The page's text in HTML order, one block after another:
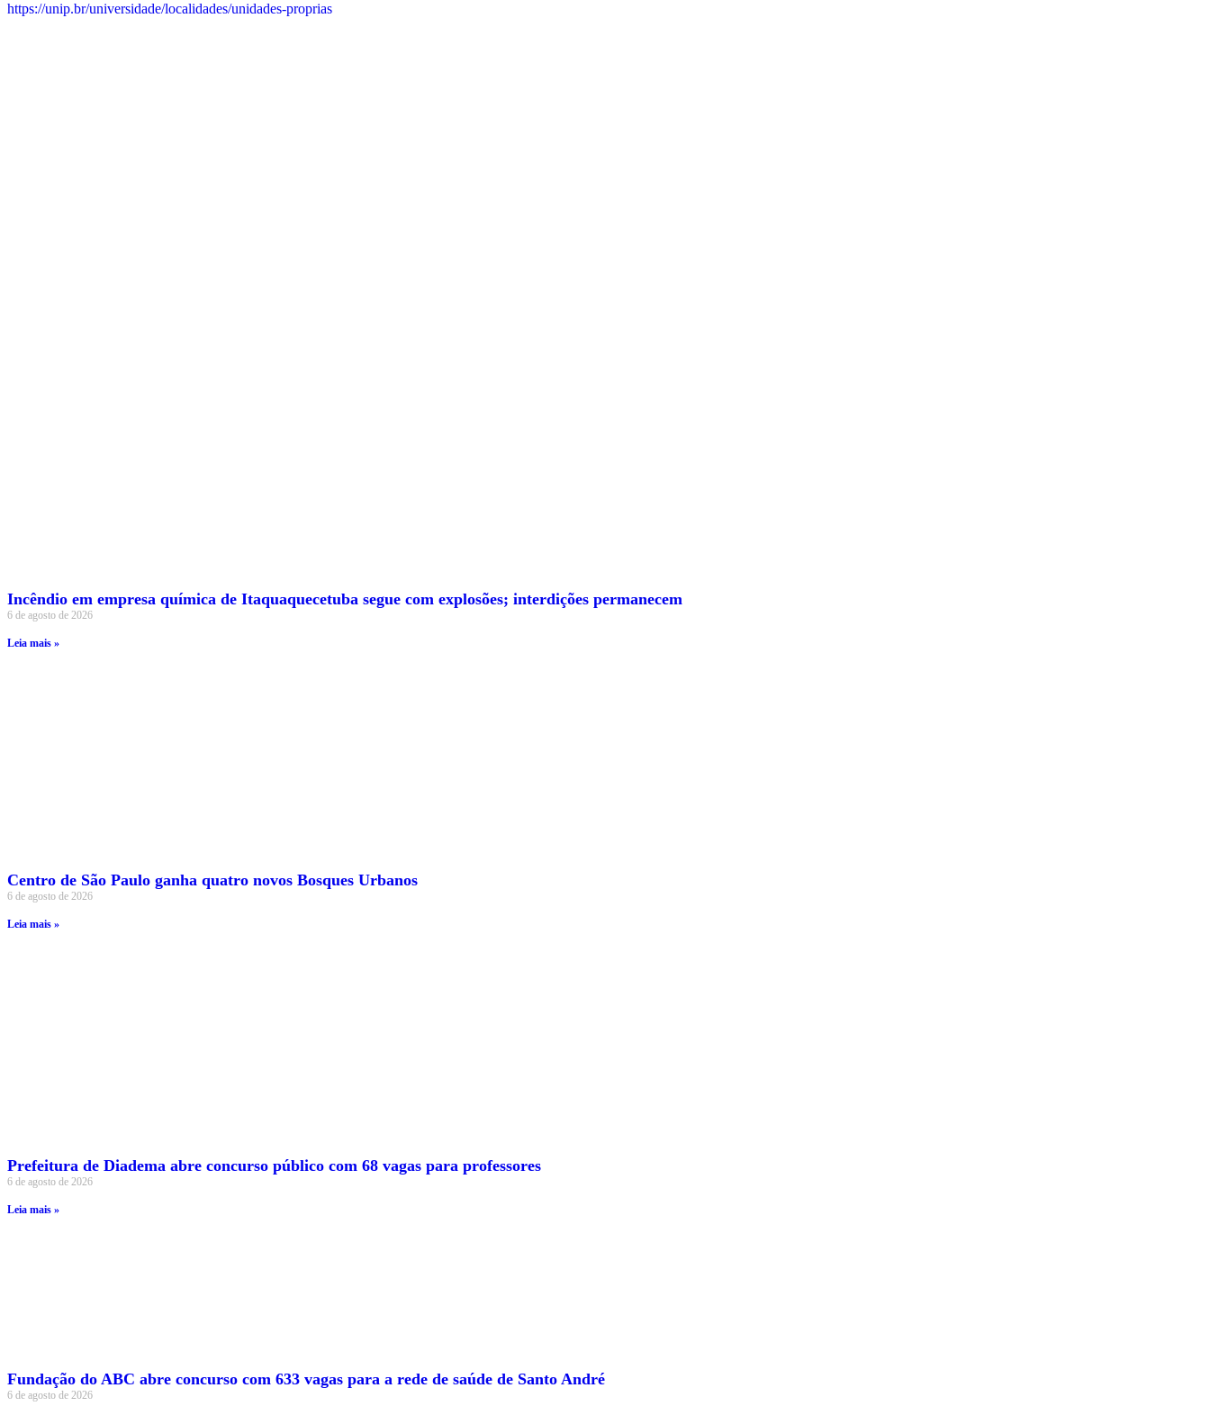
https://unip.br/universidade/localidades/unidades-proprias
Incêndio em empresa química de Itaquaquecetuba segue com explosões; interdições permanecem
6 de agosto de 2026
Leia mais »
Centro de São Paulo ganha quatro novos Bosques Urbanos
6 de agosto de 2026
Leia mais »
Prefeitura de Diadema abre concurso público com 68 vagas para professores
6 de agosto de 2026
Leia mais »
Fundação do ABC abre concurso com 633 vagas para a rede de saúde de Santo André
6 de agosto de 2026